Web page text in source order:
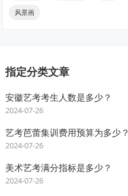
风景画
指定分类文章
安徽艺考考生人数是多少？
2024-07-26
艺考芭蕾集训费用预算为多少？
2024-07-26
美术艺考满分指标是多少？
2024-07-26